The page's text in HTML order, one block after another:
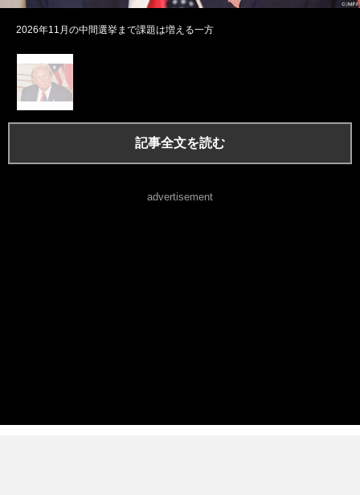
2026年11月の中間選挙まで課題は増える一方
記事全文を読む
advertisement